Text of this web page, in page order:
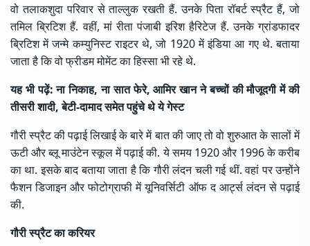
वो तलाकशुदा परिवार से ताल्लुक रखती हैं. उनके पिता रॉबर्ट स्प्रैट हैं, जो
तमिल ब्रिटिश हैं. वहीं, मां रीता पंजाबी इरिश हैरिटेज हैं. उनके ग्रांडफादर
ब्रिटिश में जन्मे कम्युनिस्ट राइटर थे, जो 1920 में इंडिया आ गए थे. बताया
जाता है कि वो फ्रीडम मोमेंट का हिस्सा भी रहे थे.
यह भी पढ़ें:ना निकाह, ना सात फेरे, आमिर खान ने बच्चों की मौजूदगी में की
तीसरी शादी, बेटी-दामाद समेत पहुंचे थे ये गेस्ट
गौरी स्प्रैट की पढ़ाई लिखाई के बारे में बात की जाए तो वो शुरुआत के सालों में
ऊटी और ब्लू माउंटेन स्कूल में पढ़ाई की. ये समय 1920 और 1996 के करीब
का था. इसके बाद बताया जाता है कि गौरी लंदन चली गई थीं. वहां पर उन्होंने
फैशन डिजाइन और फोटोग्राफी में यूनिवर्सिटी ऑफ द आर्ट्स लंदन से पढ़ाई
की.
गौरी स्प्रैट का करियर